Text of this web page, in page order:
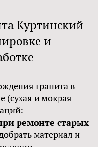
Куртинский
и
гранита в
(сухая и мокрая
ремонте старых
материал и